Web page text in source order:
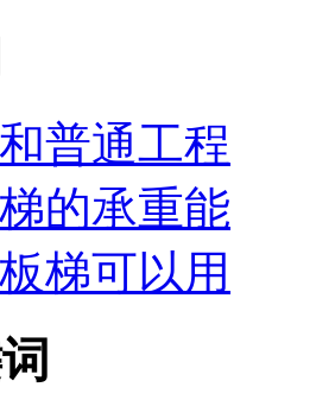
普通工程
的承重能
梯可以用